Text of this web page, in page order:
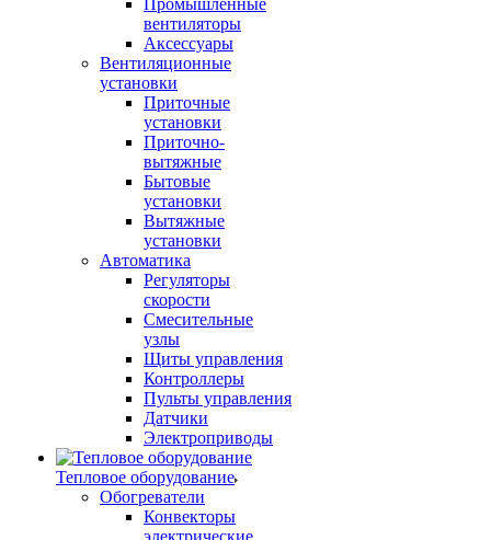
Промышленные
вентиляторы
Аксессуары
Вентиляционные
установки
Приточные
установки
Приточно-
вытяжные
Бытовые
установки
Вытяжные
установки
Автоматика
Регуляторы
скорости
Смесительные
узлы
Щиты управления
Контроллеры
Пульты управления
Датчики
Электроприводы
Тепловое оборудование
Обогреватели
Конвекторы
электрические